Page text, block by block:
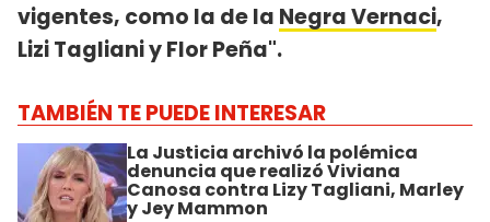
vigentes, como la de la Negra Vernaci,
Lizi Tagliani y Flor Peña".
TAMBIÉN TE PUEDE INTERESAR
La Justicia archivó la polémica
denuncia que realizó Viviana
Canosa contra Lizy Tagliani, Marley
y Jey Mammon